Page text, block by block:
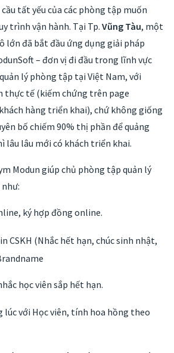
tất yếu của các phòng tập muốn
trình vận hành. Tại Tp. Vũng Tàu, một
lớn đã bắt đầu ứng dụng giải pháp
– đơn vị đi đầu trong lĩnh vực
lý phòng tập tại Việt Nam, với
thực tế (kiếm chứng trên page
hàng triển khai), chứ không giống
bố chiếm 90% thị phần để quảng
lâu lâu mới có khách triển khai.
Modun giúp chủ phòng tập quản lý
ký hợp đồng online.
CSKH (Nhắc hết hạn, chúc sinh nhật,
học viên sắp hết hạn.
lúc với Học viên, tính hoa hồng theo